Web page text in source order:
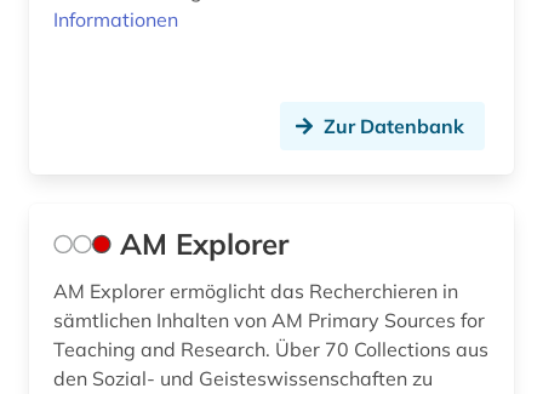
geschichte 1552-1802 (1)
Informationen
Zur Datenbank
AM Explorer
AM Explorer ermöglicht das Recherchieren in
sämtlichen Inhalten von AM Primary Sources for
Teaching and Research. Über 70 Collections aus
den Sozial- und Geisteswissenschaften zu